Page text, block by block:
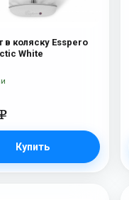
в коляску Esspero
White
e
Купить